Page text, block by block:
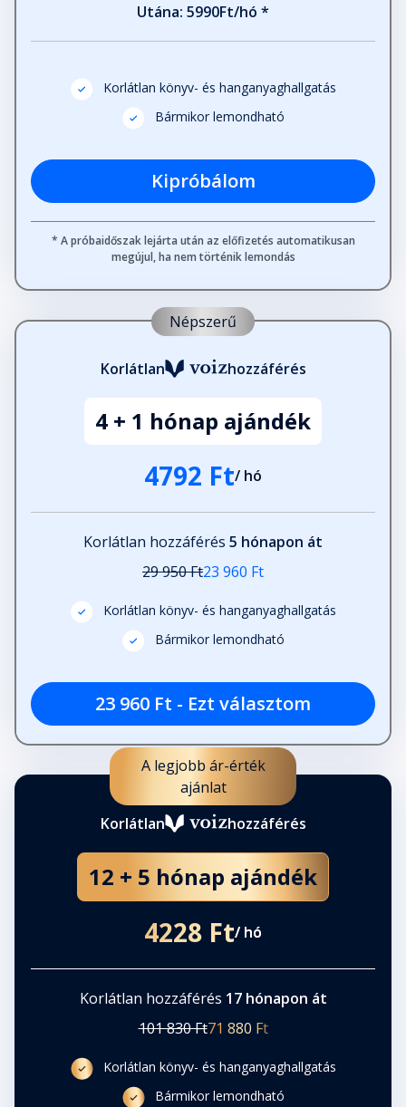
Utána: 5990Ft/hó *
Korlátlan könyv- és hanganyaghallgatás
Bármikor lemondható
Kipróbálom
* A próbaidőszak lejárta után az előfizetés automatikusan
megújul, ha nem történik lemondás
Népszerű
Korlátlan hozzáférés
4 + 1 hónap ajándék
4792 Ft/ hó
Korlátlan hozzáférés 5 hónapon át
29 950 Ft23 960 Ft
Korlátlan könyv- és hanganyaghallgatás
Bármikor lemondható
23 960 Ft - Ezt választom
A legjobb ár-érték
ajánlat
Korlátlan
hozzáférés
12 + 5 hónap ajándék
4228 Ft/ hó
Korlátlan hozzáférés 17 hónapon át
101 830 Ft71 880 Ft
Korlátlan könyv- és hanganyaghallgatás
Bármikor lemondható